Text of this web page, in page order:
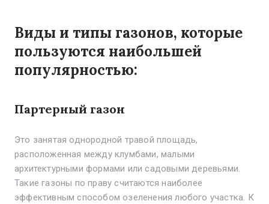
Виды и типы газонов, которые
пользуются наибольшей
популярностью:
Партерный газон
Это занятая однородной травой площадь,
расположенная между клумбами, малыми
архитектурными формами или садовыми деревьями.
Такие газоны по праву считаются наиболее
эффективным способом озеленения любого участка. К